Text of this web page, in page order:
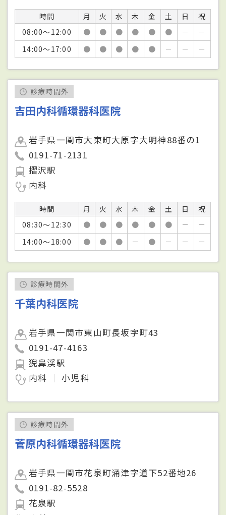
時間 月 火 水 木 金 土 日
祝
08:00～12:00
● ● ● ● ● ● －
－
14:00～17:00
● ● ● ● ● － － －
診療時間外
吉田内科循環器科医院
岩手県一関市大東町大原字大明神88番の1
0191-71-2131
摺沢駅
内科
時間 月 火 水 木 金 土 日
祝
08:30～12:30
● ● ● ● ● ● －
－
14:00～18:00
● ● ● － ● － － －
診療時間外
千葉内科医院
岩手県一関市東山町長坂字町43
0191-47-4163
猊鼻渓駅
内科
小児科
診療時間外
菅原内科循環器科医院
岩手県一関市花泉町涌津字道下52番地26
0191-82-5528
花泉駅